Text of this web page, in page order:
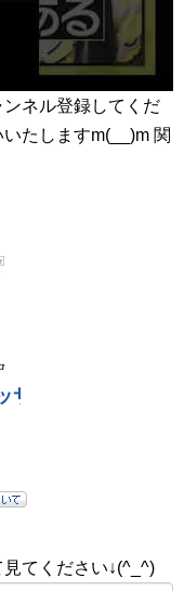
ネル登録してくだ
たしますm(__)m 関
てください↓(^_^)